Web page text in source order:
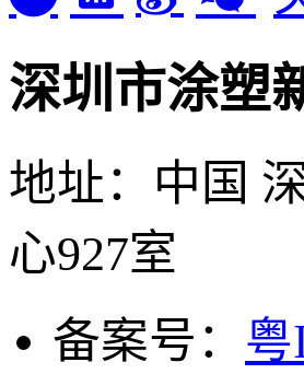
深圳市涂塑
地址：中国
心927室
备案号： 粤